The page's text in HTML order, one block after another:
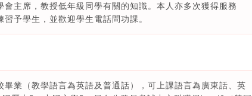
主席，教授低年級同學有關的知識。本人亦多次獲得服務
予學生，並歡迎學生電話問功課。
畢業（教學語言為英語及普通話），可上課語言為廣東話、英